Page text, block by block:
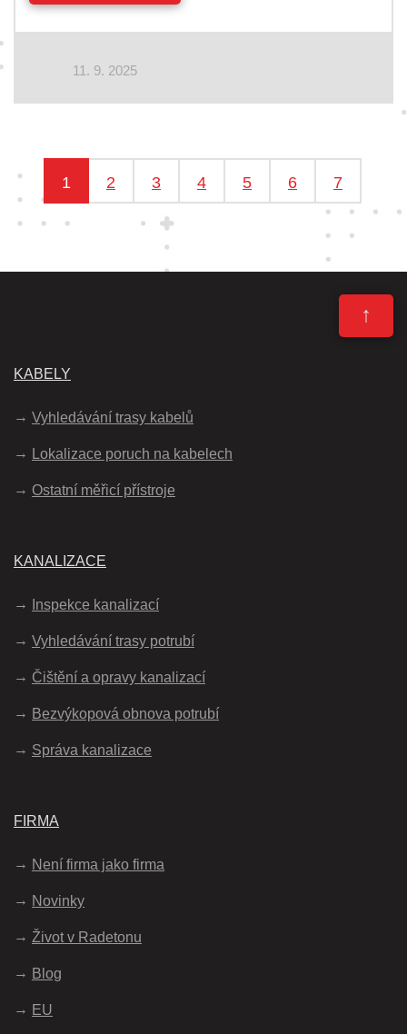
11. 9. 2025
1 2 3 4 5 6 7
↑
KABELY
Vyhledávání trasy kabelů
Lokalizace poruch na kabelech
Ostatní měřicí přístroje
KANALIZACE
Inspekce kanalizací
Vyhledávání trasy potrubí
Čištění a opravy kanalizací
Bezvýkopová obnova potrubí
Správa kanalizace
FIRMA
Není firma jako firma
Novinky
Život v Radetonu
Blog
EU